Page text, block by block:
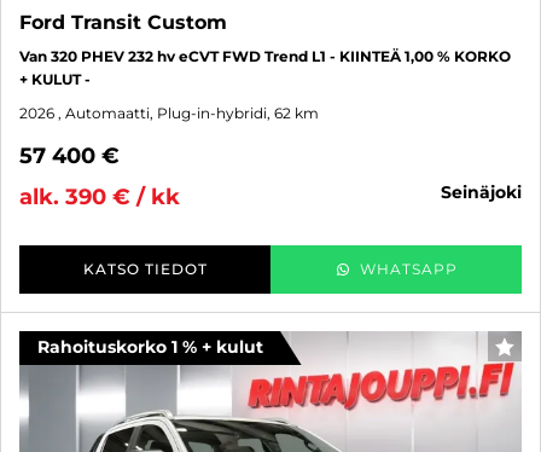
Ford Transit Custom
Van 320 PHEV 232 hv eCVT FWD Trend L1 - KIINTEÄ 1,00 % KORKO
+ KULUT -
2026 , Automaatti, Plug-in-hybridi, 62 km
57 400 €
alk. 390 € / kk
seinäjoki
KATSO TIEDOT WHATSAPP
Rahoituskorko 1 % + kulut